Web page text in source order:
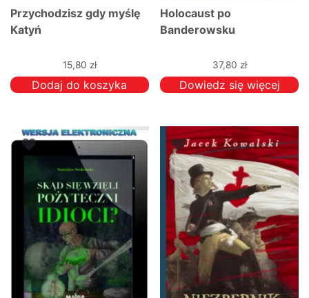
Przychodzisz gdy myślę
Katyń
15,80 zł
Dodaj do koszyka
Holocaust po
Banderowsku
37,80 zł
Dowiedz się więcej